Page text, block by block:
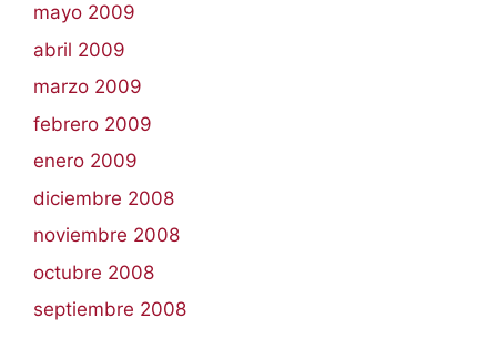
mayo 2009
abril 2009
marzo 2009
febrero 2009
enero 2009
diciembre 2008
noviembre 2008
octubre 2008
septiembre 2008